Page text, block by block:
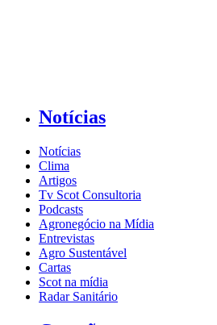
Notícias
Notícias
Clima
Artigos
Tv Scot Consultoria
Podcasts
Agronegócio na Mídia
Entrevistas
Agro Sustentável
Cartas
Scot na mídia
Radar Sanitário